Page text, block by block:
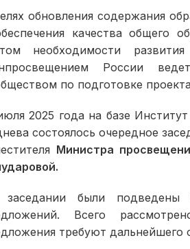
обновления содержания
качества общего
необходимости
России
по подготовке
2025 года на базе
состоялось очередное
Министра
были подведены
Всего
требуют дальнейшего